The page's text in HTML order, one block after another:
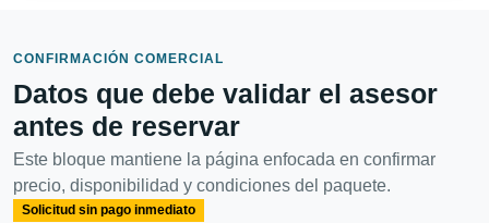
CONFIRMACIÓN COMERCIAL
Datos que debe validar el asesor
antes de reservar
Este bloque mantiene la página enfocada en confirmar
precio, disponibilidad y condiciones del paquete.
Solicitud sin pago inmediato